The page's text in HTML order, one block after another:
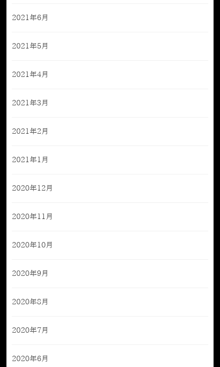
2021年6月
2021年5月
2021年4月
2021年3月
2021年2月
2021年1月
2020年12月
2020年11月
2020年10月
2020年9月
2020年8月
2020年7月
2020年6月